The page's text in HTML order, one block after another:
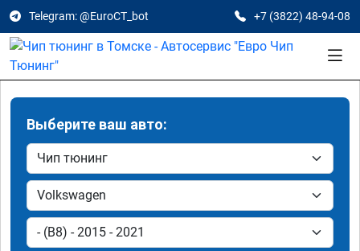
Telegram: @EuroCT_bot +7 (3822) 48-94-08
Выберите ваш авто: